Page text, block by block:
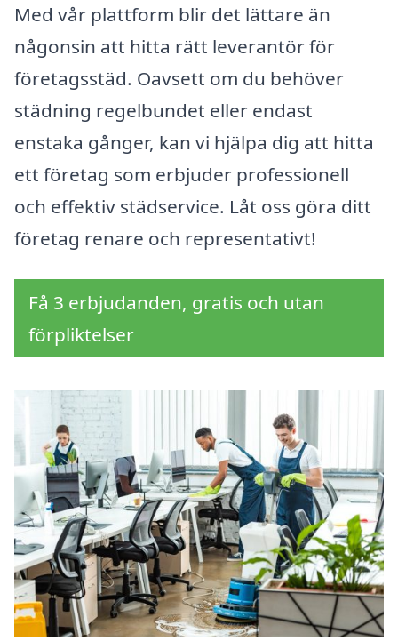
Med vår plattform blir det lättare än
någonsin att hitta rätt leverantör för
företagsstäd. Oavsett om du behöver
städning regelbundet eller endast
enstaka gånger, kan vi hjälpa dig att hitta
ett företag som erbjuder professionell
och effektiv städservice. Låt oss göra ditt
företag renare och representativt!
Få 3 erbjudanden, gratis och utan
förpliktelser